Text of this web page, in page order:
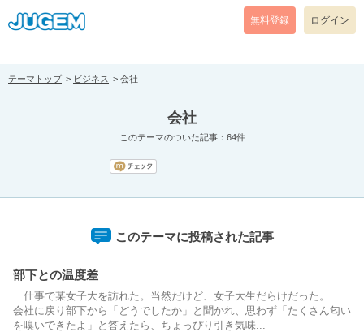
[pear_error: message="Success" code=0 mode=return level=notice
prefix="" info=""]
無料登録 ログイン
テーマトップ ビジネス 会社
会社
このテーマのついた記事：64件
このテーマに投稿された記事
部下との温度差
仕事で某女子大を訪れた。当然だけど、女子大生だらけだった。
会社に戻り部下から「どうでしたか」と聞かれ、思わず「たくさん匂い
を嗅いできたよ」と答えたら、ちょっぴり引き気味...